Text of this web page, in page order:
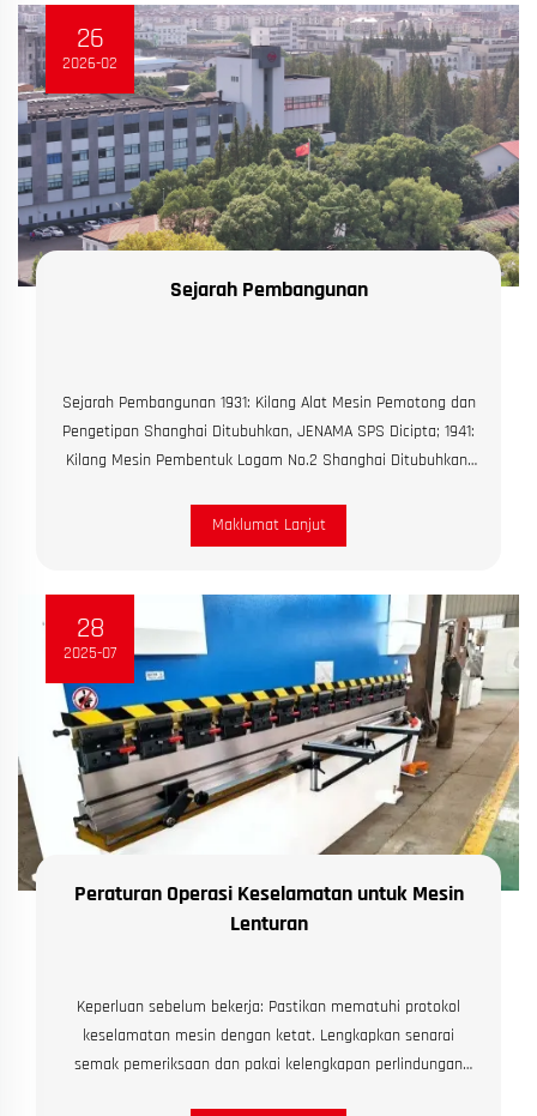
26
2026-02
Sejarah Pembangunan
Sejarah Pembangunan 1931: Kilang Alat Mesin Pemotong dan
Pengetipan Shanghai Ditubuhkan, JENAMA SPS Dicipta; 1941:
Kilang Mesin Pembentuk Logam No.2 Shanghai Ditubuhkan,
menghasilkan mesin pemotong siri QC12 dan WC67 ...
Maklumat Lanjut
28
2025-07
Peraturan Operasi Keselamatan untuk Mesin
Lenturan
Keperluan sebelum bekerja: Pastikan mematuhi protokol
keselamatan mesin dengan ketat. Lengkapkan senarai
semak pemeriksaan dan pakai kelengkapan perlindungan